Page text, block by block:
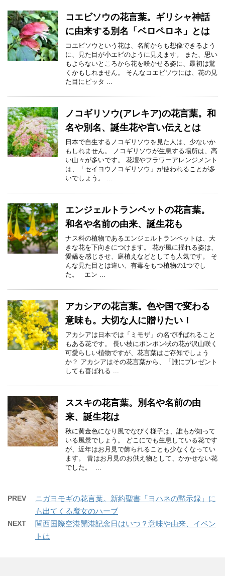
コエビソウの花言葉。ギリシャ神話
に由来する別名「ベロペロネ」とは
コエビソウという花は、名前からも想像できるよう
に、見た目が小エビのように見えます。 また、思い
もよらないところから花を咲かせる姿に、最初は驚
くかもしれません。 そんなコエビソウには、花の見
た目にピッタ ...
ノコギリソウ(アレキア)の花言葉。和
名や別名、誕生花や言い伝えとは
日本で自生するノコギリソウを見た人は、少ないか
もしれません。 ノコギリソウが生息する場所は、高
い山々が多いです。 花壇やフラワーアレンジメント
は、「セイヨウノコギリソウ」が使われることが多
いでしょう。 ...
エンジェルトランペットの花言葉。
和名や名前の由来、誕生花も
ナス科の植物であるエンジェルトランペットは、大
きな花を下向きにつけます。 花が風に揺れる姿は、
愛嬌を感じさせ、庭植えなどとしても人気です。 そ
んな見た目とは違い、有毒をもつ植物の1つでし
た。 エン ...
アカシアの花言葉。色や国で変わる
意味も。大切な人に贈りたい！
アカシアは日本では「ミモザ」の名で呼ばれること
もある花です。 長い枝にポンポン状の花が沢山咲く
可愛らしい植物ですが、花言葉はご存知でしょう
か？ アカシアはその花言葉から、「誰にプレゼント
しても喜ばれる ...
ススキの花言葉。別名や名前の由
来、誕生花は
秋に黄金色になり風でなびく様子は、誰もが知って
いる風景でしょう。 どこにでも生息している花です
が、近年はお月見で飾られることも少なくなってい
ます。 昔はお月見のお供え物として、かかせない花
でした。 ...
PREV
ニガヨモギの花言葉。新約聖書「ヨハネの黙示録」に
も出てくる魔女のハーブ
NEXT
関西国際空港開港記念日はいつ？意味や由来、イベン
トは